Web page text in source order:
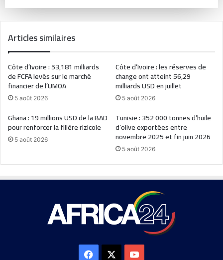
Articles similaires
Côte d’Ivoire : 53,181 milliards
de FCFA levés sur le marché
financier de l’UMOA
5 août 2026
Côte d’Ivoire : les réserves de
change ont atteint 56,29
milliards USD en juillet
5 août 2026
Ghana : 19 millions USD de la BAD
pour renforcer la filière rizicole
5 août 2026
Tunisie : 352 000 tonnes d’huile
d’olive exportées entre
novembre 2025 et fin juin 2026
5 août 2026